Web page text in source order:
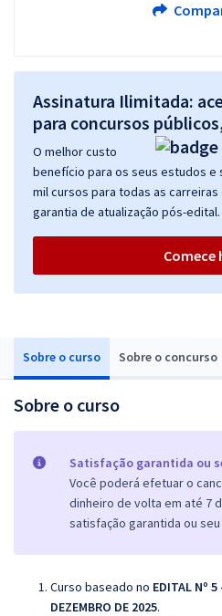
Sobre o curso Sobre o concurso
Sobre o curso
Satisfação garantida ou
Você poderá efetuar o
dinheiro de volta em até 7
satisfação garantida ou
Curso baseado no EDITAL Nº 5
DEZEMBRO DE 2025.
Assinatura Ilimitada:
para concursos
O melhor custo
benefício para os seus estudos e
mil cursos para todas as
garantia de atualização pós-edital.
Comece